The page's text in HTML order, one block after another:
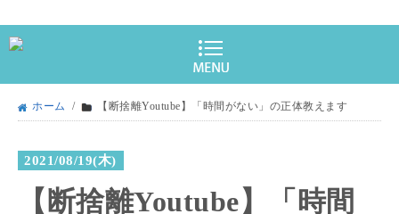
ホーム / 【断捨離Youtube】「時間がない」の正体教えます
2021/08/19(木)
【断捨離Youtube】「時間